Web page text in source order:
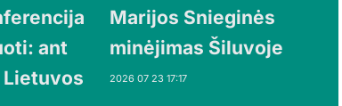
ant
Marijos Snieginės
minėjimas Šiluvoje
2026 07 23 17:17